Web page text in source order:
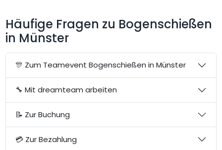
Häufige Fragen zu Bogenschießen
in Münster
🎊 Zum Teamevent Bogenschießen in Münster
🔧 Mit dreamteam arbeiten
📝 Zur Buchung
💳 Zur Bezahlung